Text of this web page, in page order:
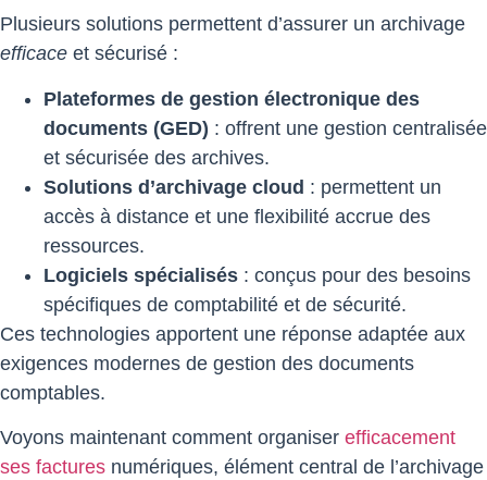
Plusieurs solutions permettent d’assurer un archivage
efficace et sécurisé :
Plateformes de gestion électronique des
documents (GED) : offrent une gestion centralisée
et sécurisée des archives.
Solutions d’archivage cloud : permettent un
accès à distance et une flexibilité accrue des
ressources.
Logiciels spécialisés : conçus pour des besoins
spécifiques de comptabilité et de sécurité.
Ces technologies apportent une réponse adaptée aux
exigences modernes de gestion des documents
comptables.
Voyons maintenant comment organiser efficacement
ses factures numériques, élément central de l’archivage